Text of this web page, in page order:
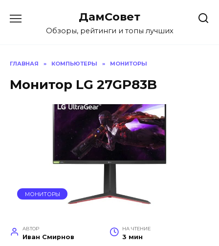
содержанию
ДамСовет
Обзоры, рейтинги и топы лучших
ГЛАВНАЯ » КОМПЬЮТЕРЫ » МОНИТОРЫ
Монитор LG 27GP83B
МОНИТОРЫ
АВТОР
Иван Смирнов
НА ЧТЕНИЕ
3 мин